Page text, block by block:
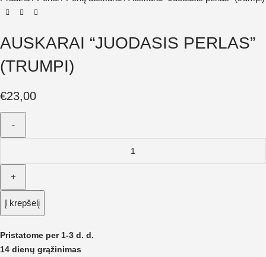
AUSKARAI “JUODASIS PERLAS”
(TRUMPI)
€23,00
Į krepšelį
Pristatome per 1-3 d. d.
14 dienų grąžinimas